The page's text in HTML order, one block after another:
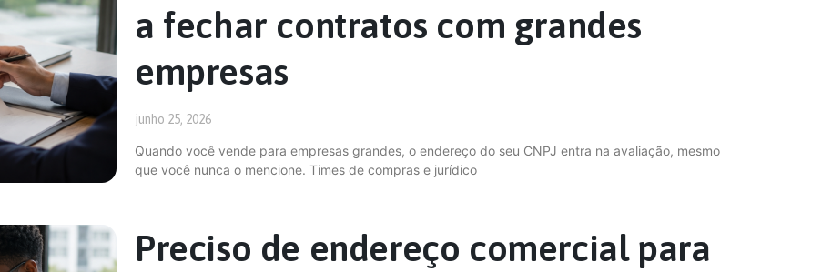
a fechar contratos com grandes
empresas
junho 25, 2026
Quando você vende para empresas grandes, o endereço do seu CNPJ entra na avaliação, mesmo
que você nunca o mencione. Times de compras e jurídico
Preciso de endereço comercial para